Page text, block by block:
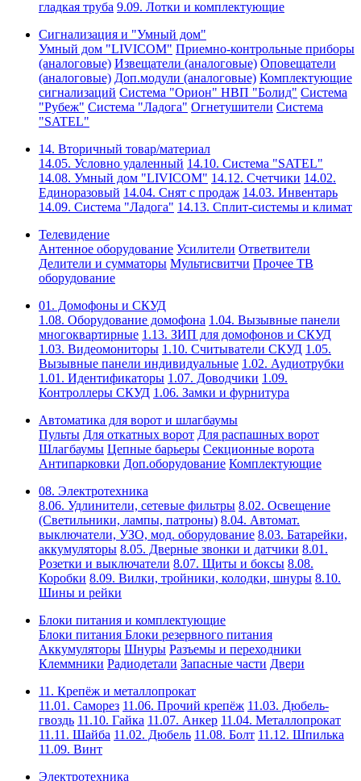
гладкая труба 9.09. Лотки и комплектующие
Сигнализация и "Умный дом"
Умный дом "LIVICOM" Приемно-контрольные приборы
(аналоговые) Извещатели (аналоговые) Оповещатели
(аналоговые) Доп.модули (аналоговые) Комплектующие
сигнализаций Система "Орион" НВП "Болид" Система
"Рубеж" Система "Ладога" Огнетушители Система
"SATEL"
14. Вторичный товар/материал
14.05. Условно удаленный 14.10. Система "SATEL"
14.08. Умный дом "LIVICOM" 14.12. Счетчики 14.02.
Единоразовый 14.04. Снят с продаж 14.03. Инвентарь
14.09. Система "Ладога" 14.13. Сплит-системы и климат
Телевидение
Антенное оборудование Усилители Ответвители
Делители и сумматоры Мультисвитчи Прочее ТВ
оборудование
01. Домофоны и СКУД
1.08. Оборудование домофона 1.04. Вызывные панели
многоквартирные 1.13. ЗИП для домофонов и СКУД
1.03. Видеомониторы 1.10. Считыватели СКУД 1.05.
Вызывные панели индивидуальные 1.02. Аудиотрубки
1.01. Идентификаторы 1.07. Доводчики 1.09.
Контроллеры СКУД 1.06. Замки и фурнитура
Автоматика для ворот и шлагбаумы
Пульты Для откатных ворот Для распашных ворот
Шлагбаумы Цепные барьеры Секционные ворота
Антипарковки Доп.оборудование Комплектующие
08. Электротехника
8.06. Удлинители, сетевые фильтры 8.02. Освещение
(Светильники, лампы, патроны) 8.04. Автомат.
выключатели, УЗО, мод. оборудование 8.03. Батарейки,
аккумуляторы 8.05. Дверные звонки и датчики 8.01.
Розетки и выключатели 8.07. Щиты и боксы 8.08.
Коробки 8.09. Вилки, тройники, колодки, шнуры 8.10.
Шины и рейки
Блоки питания и комплектующие
Блоки питания Блоки резервного питания
Аккумуляторы Шнуры Разъемы и переходники
Клеммники Радиодетали Запасные части Двери
11. Крепёж и металлопрокат
11.01. Саморез 11.06. Прочий крепёж 11.03. Дюбель-
гвоздь 11.10. Гайка 11.07. Анкер 11.04. Металлопрокат
11.11. Шайба 11.02. Дюбель 11.08. Болт 11.12. Шпилька
11.09. Винт
Электротехника